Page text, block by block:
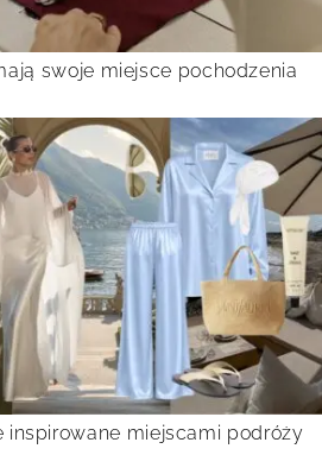
swoje miejsce pochodzenia
inspirowane miejscami podróży